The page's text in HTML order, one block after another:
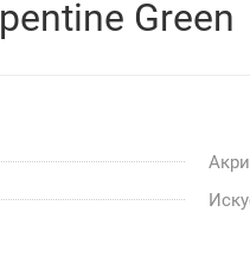
Green